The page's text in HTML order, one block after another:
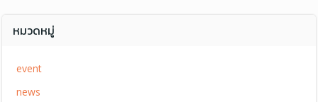
หมวดหมู่
event
news